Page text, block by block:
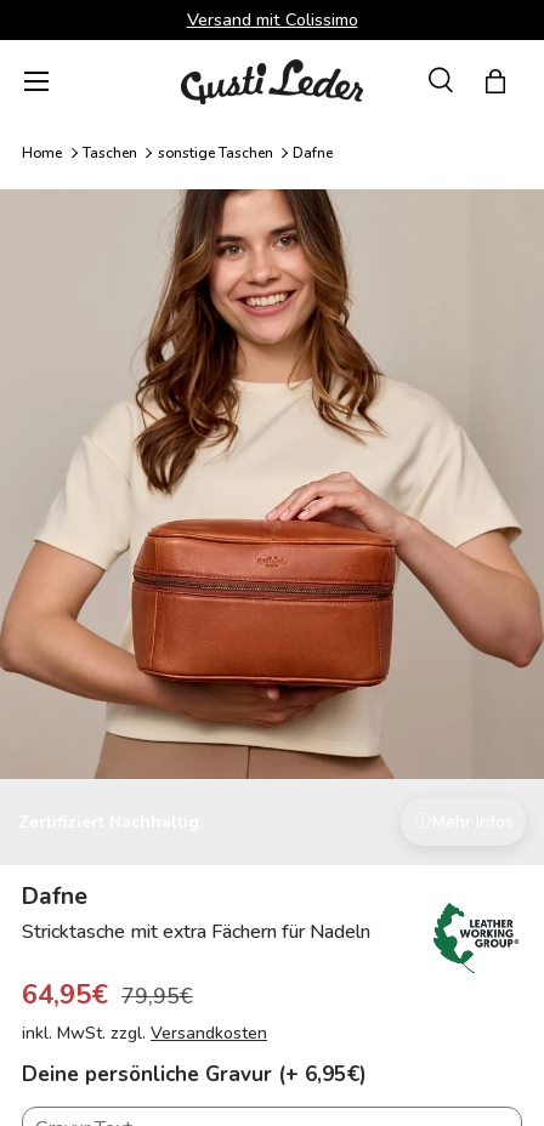
Direkt zum Inhalt
Versand mit Colissimo
Suche
Menü
Home Taschen sonstige Taschen Dafne
Dafne
Stricktasche mit extra Fächern für Nadeln
64,95€ 79,95€
inkl. MwSt. zzgl. Versandkosten
Deine persönliche Gravur (+ 6,95€)